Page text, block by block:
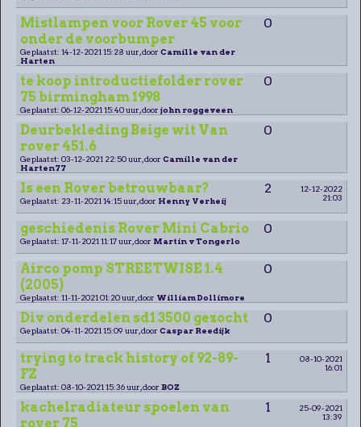
Mistlampen voor Rover 45 voor
onder de voorbumper
0
Geplaatst: 14-12-2021 15:28 uur, door Camille van der
Harten
te koop introductiefolder rover
75 birmingham 1998
0
Geplaatst: 06-12-2021 15:40 uur, door john roggeveen
Deurbekleding Beige wit Van
rover 451.6
0
Geplaatst: 03-12-2021 22:50 uur, door Camille van der
Harten77
Is een Rover betrouwbaar? 2
12-12-2022
21:03
Geplaatst: 23-11-2021 14:15 uur, door Henny Verheij
geschiedenis Rover Mini Cabrio 0
Geplaatst: 17-11-2021 11:17 uur, door Martin v Tongerlo
Airco pomp STREETWISE 1.4
(2005)
0
Geplaatst: 11-11-2021 01:20 uur, door William Dollimore
Div onderdelen sd1 3500 gezocht 0
Geplaatst: 04-11-2021 15:09 uur, door Caspar Reedijk
trying to track history of 92-89-
FZ
1
08-10-2021
16:01
Geplaatst: 08-10-2021 15:36 uur, door BOZ
kachelradiateur spoelen van
rover 75
1
25-09-2021
13:39